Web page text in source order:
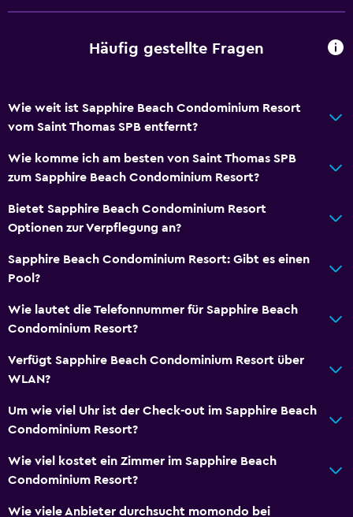
Häufig gestellte Fragen
Wie weit ist Sapphire Beach Condominium Resort
vom Saint Thomas SPB entfernt?
Wie komme ich am besten von Saint Thomas SPB
zum Sapphire Beach Condominium Resort?
Bietet Sapphire Beach Condominium Resort
Optionen zur Verpflegung an?
Sapphire Beach Condominium Resort: Gibt es einen
Pool?
Wie lautet die Telefonnummer für Sapphire Beach
Condominium Resort?
Verfügt Sapphire Beach Condominium Resort über
WLAN?
Um wie viel Uhr ist der Check-out im Sapphire Beach
Condominium Resort?
Wie viel kostet ein Zimmer im Sapphire Beach
Condominium Resort?
Wie viele Anbieter durchsucht momondo bei